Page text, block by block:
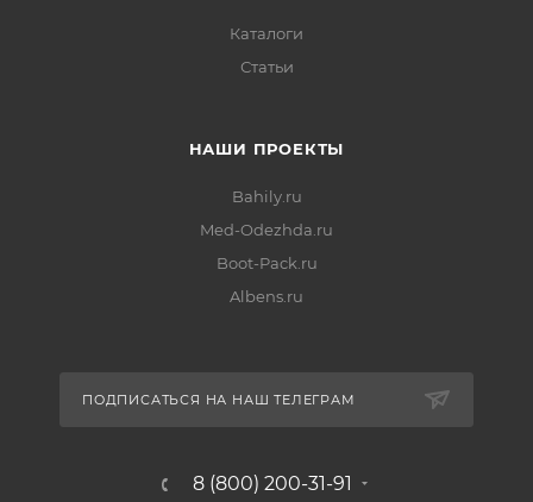
Каталоги
Статьи
НАШИ ПРОЕКТЫ
Bahily.ru
Med-Odezhda.ru
Boot-Pack.ru
Albens.ru
ПОДПИСАТЬСЯ НА НАШ ТЕЛЕГРАМ
8 (800) 200-31-91